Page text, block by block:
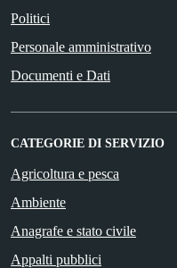
Politici
Personale amministrativo
Documenti e Dati
CATEGORIE DI SERVIZIO
Agricoltura e pesca
Ambiente
Anagrafe e stato civile
Appalti pubblici